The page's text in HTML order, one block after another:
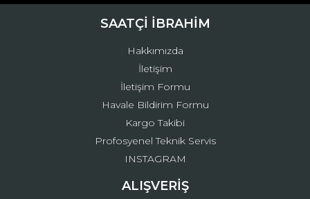
Ürün fiyatı diğer sitelerden daha pahalı.
Gönder
SAATÇİ İBRAHİM
Hakkımızda
İletişim
İletişim Formu
Havale Bildirim Formu
Kargo Takibi
Profosyenel Teknik Servis
INSTAGRAM
ALIŞVERİŞ